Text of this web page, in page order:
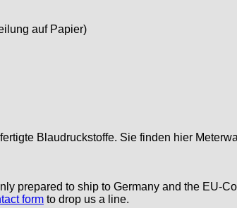
auf Papier)
Blaudruckstoffe. Sie finden hier
prepared to ship to Germany and the EU-
form to drop us a line.